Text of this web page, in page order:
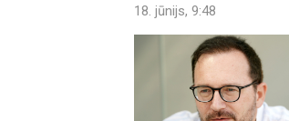
18. jūnijs, 9:48